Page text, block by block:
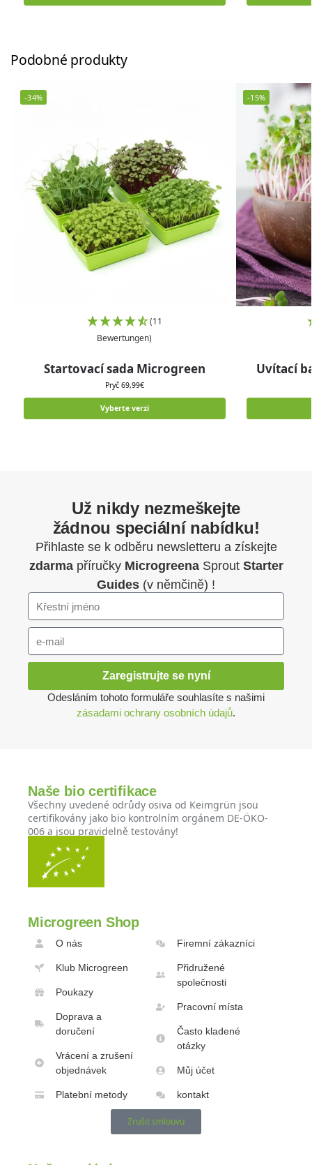
Podobné produkty
-34%
(11
Bewertungen)
Startovací sada Microgreen
Pryč 69,99€
Vyberte verzi
-15%
Uvítací
Už nikdy nezmeškejte
žádnou speciální nabídku!
Přihlaste se k odběru newsletteru a získejte
zdarmapříručky MicrogreenaSprout Starter
Guides (v němčině) !
Zaregistrujte se nyní
Odesláním tohoto formuláře souhlasíte s našimi
zásadami ochrany osobních údajů.
Naše bio certifikace
Všechny uvedené odrůdy osiva od Keimgrün jsou
certifikovány jako bio kontrolním orgánem DE-ÖKO-
006 a jsou pravidelně testovány!
Microgreen Shop
O nás
Klub Microgreen
Poukazy
Doprava a
doručení
Vrácení a zrušení
objednávek
Platební metody
Firemní zákazníci
Přidružené
společnosti
Pracovní místa
Často kladené
otázky
Můj účet
kontakt
Zrušit smlouvu